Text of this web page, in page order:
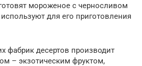
мороженое с черносливом
для его приготовления
фабрик десертов производит
– экзотическим фруктом,